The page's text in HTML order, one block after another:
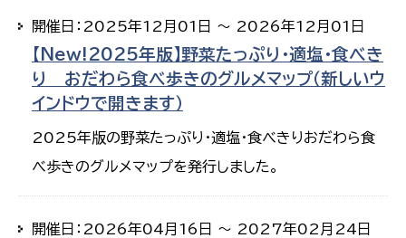
開催日：2025年12月01日 ～ 2026年12月01日
【New!2025年版】野菜たっぷり・適塩・食べき
り おだわら食べ歩きのグルメマップ（新しいウ
インドウで開きます）
2025年版の野菜たっぷり・適塩・食べきりおだわら食
べ歩きのグルメマップを発行しました。
開催日：2026年04月16日 ～ 2027年02月24日